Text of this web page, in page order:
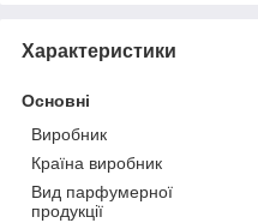
Характеристики
Основні
Виробник
Країна виробник
Вид парфумерної
продукції